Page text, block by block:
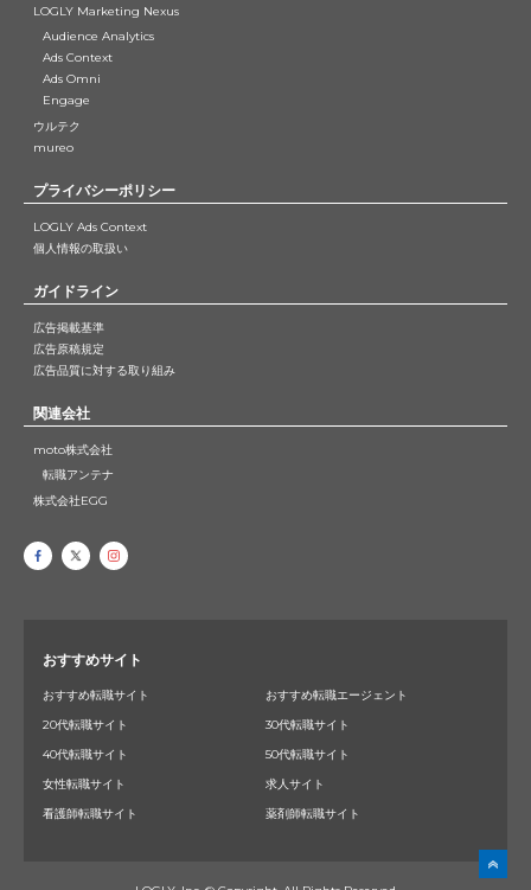
LOGLY Marketing Nexus
Audience Analytics
Ads Context
Ads Omni
Engage
ウルテク
mureo
プライバシーポリシー
LOGLY Ads Context
個人情報の取扱い
ガイドライン
広告掲載基準
広告原稿規定
広告品質に対する取り組み
関連会社
moto株式会社
転職アンテナ
株式会社EGG
おすすめサイト
おすすめ転職サイト
おすすめ転職エージェント
20代転職サイト
30代転職サイト
40代転職サイト
50代転職サイト
女性転職サイト
求人サイト
看護師転職サイト
薬剤師転職サイト